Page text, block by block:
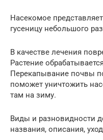
Насекомое
гусеницу небольшого
В качестве лечения
Растение
Перекапывание почвы
поможет уничтожить
там на зиму.
Виды и разновидности
названия, описания, уход